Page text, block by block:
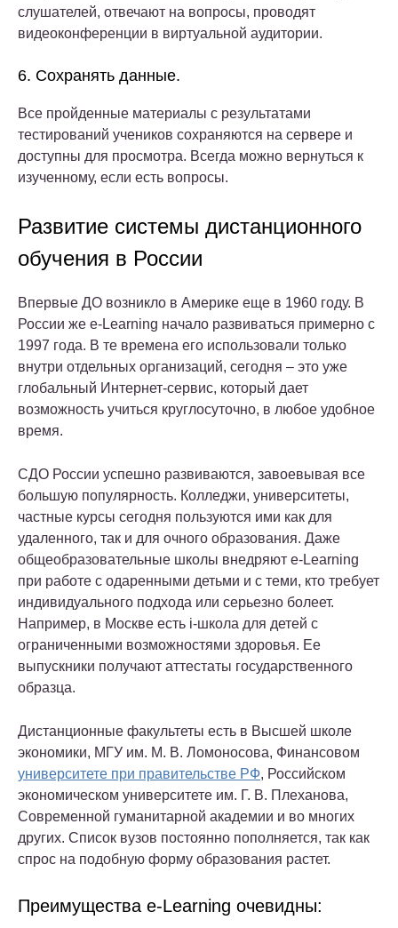
слушателей, отвечают на вопросы, проводят
видеоконференции в виртуальной аудитории.
6. Сохранять данные.
Все пройденные материалы с результатами
тестирований учеников сохраняются на сервере и
доступны для просмотра. Всегда можно вернуться к
изученному, если есть вопросы.
Развитие системы дистанционного
обучения в России
Впервые ДО возникло в Америке еще в 1960 году. В
России же e-Learning начало развиваться примерно с
1997 года. В те времена его использовали только
внутри отдельных организаций, сегодня – это уже
глобальный Интернет-сервис, который дает
возможность учиться круглосуточно, в любое удобное
время.
СДО России успешно развиваются, завоевывая все
большую популярность. Колледжи, университеты,
частные курсы сегодня пользуются ими как для
удаленного, так и для очного образования. Даже
общеобразовательные школы внедряют e-Learning
при работе с одаренными детьми и с теми, кто требует
индивидуального подхода или серьезно болеет.
Например, в Москве есть i-школа для детей с
ограниченными возможностями здоровья. Ее
выпускники получают аттестаты государственного
образца.
Дистанционные факультеты есть в Высшей школе
экономики, МГУ им. М. В. Ломоносова, Финансовом
университете при правительстве РФ, Российском
экономическом университете им. Г. В. Плеханова,
Современной гуманитарной академии и во многих
других. Список вузов постоянно пополняется, так как
спрос на подобную форму образования растет.
Преимущества e-Learning очевидны: